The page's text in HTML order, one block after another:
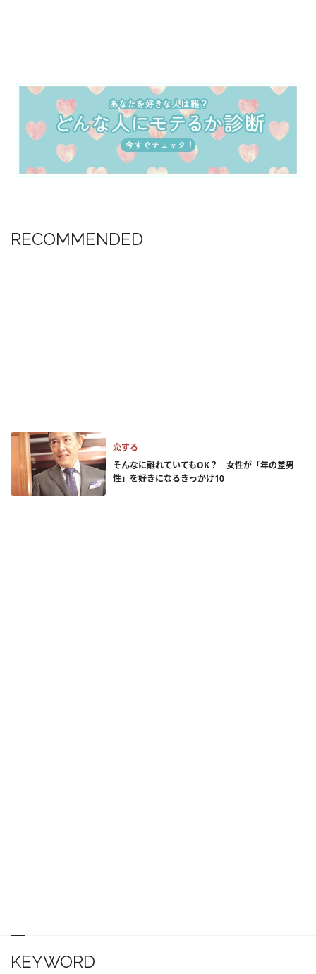
RECOMMENDED
恋する
そんなに離れていてもOK？ 女性が「年の差男
性」を好きになるきっかけ10
KEYWORD